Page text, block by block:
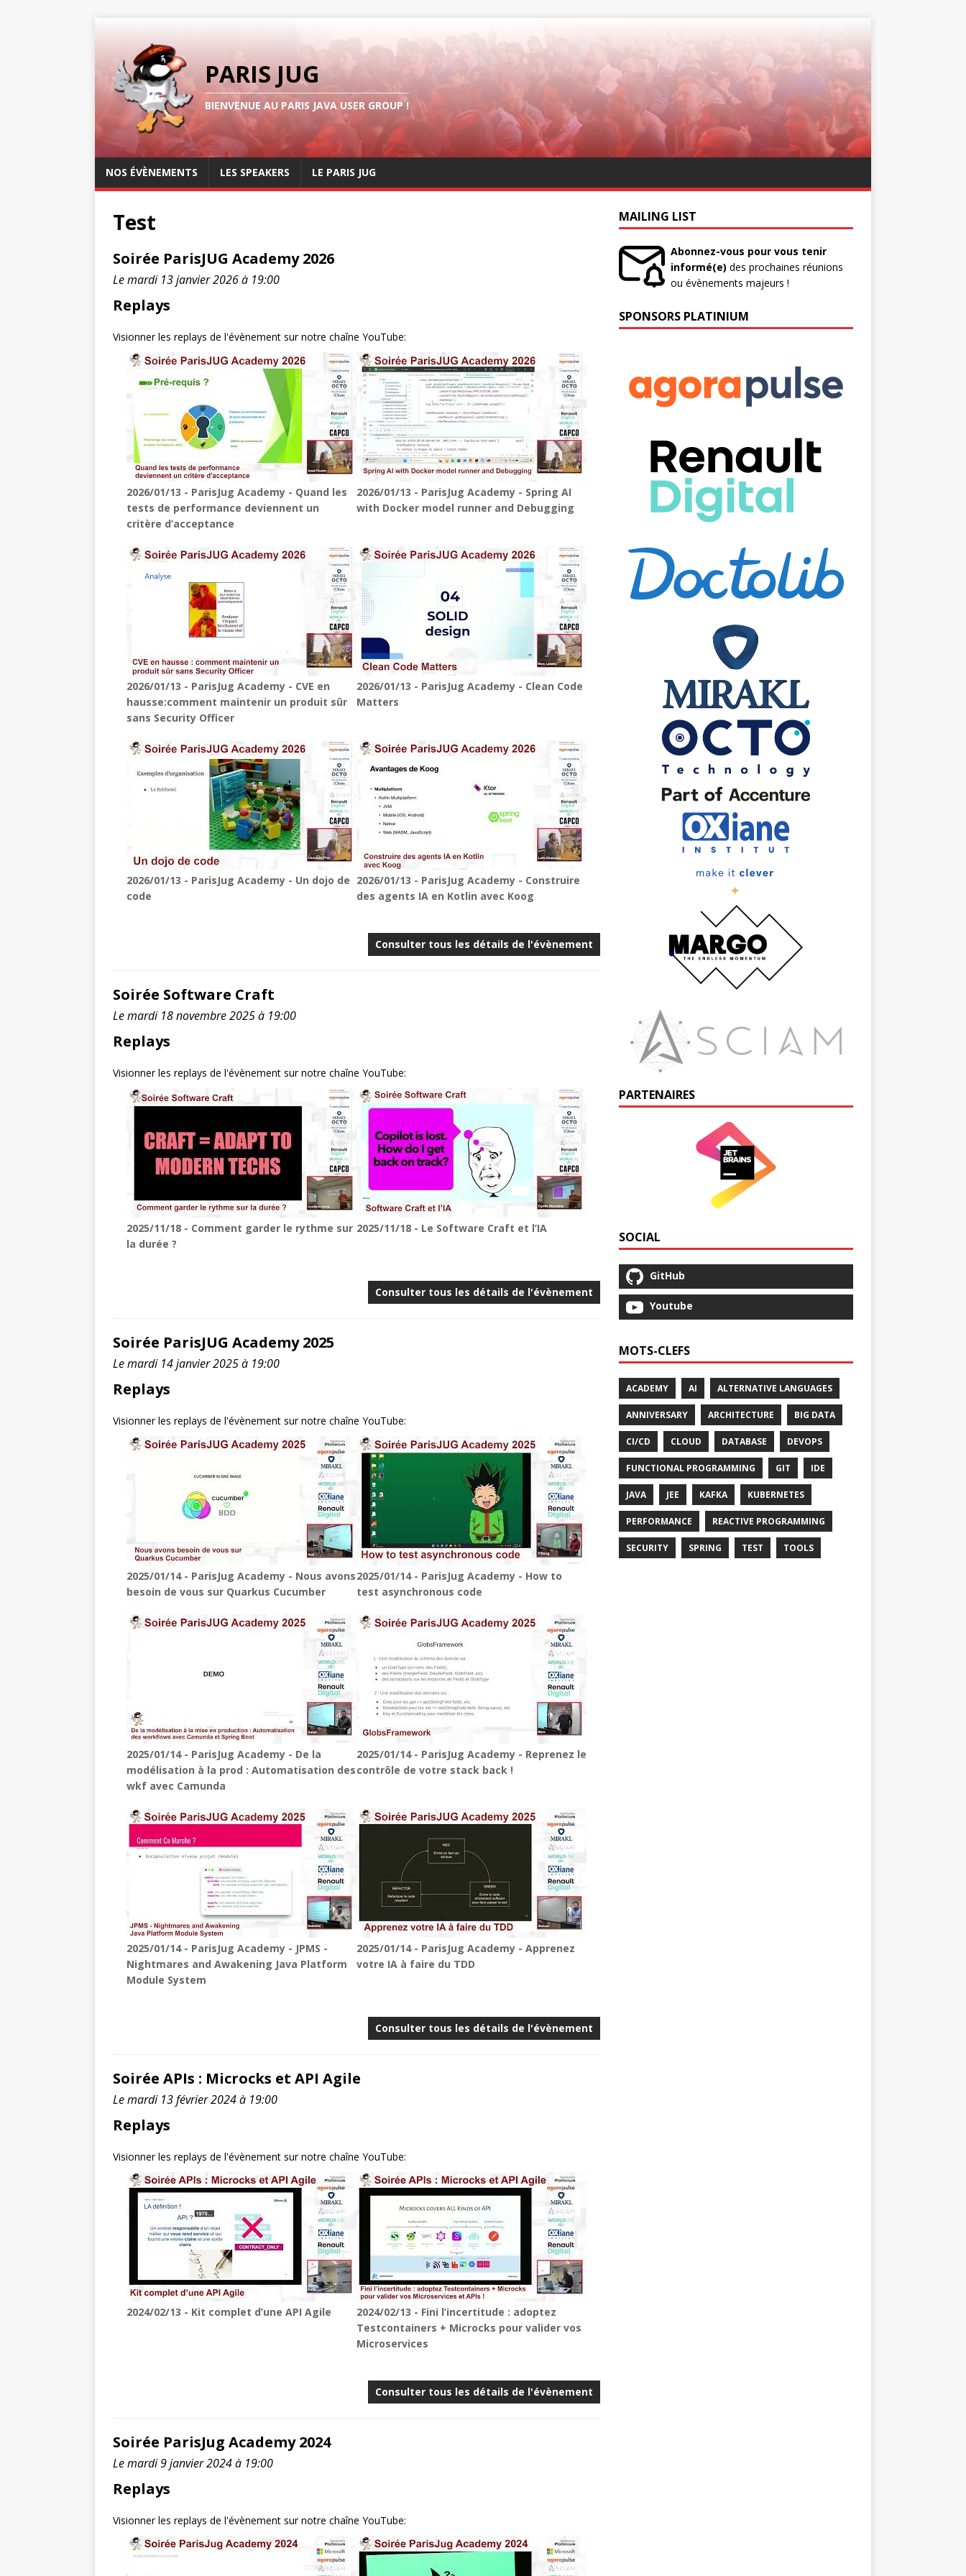
PARIS JUG
BIENVENUE AU PARIS JAVA USER GROUP !
NOS ÉVÈNEMENTS LES SPEAKERS LE PARIS JUG
Test
Soirée ParisJUG Academy 2026
Le mardi 13 janvier 2026 à 19:00
Replays
Visionner les replays de l'évènement sur notre chaîne YouTube:
2026/01/13 - ParisJug Academy - Quand les
tests de performance deviennent un
critère d’acceptance
2026/01/13 - ParisJug Academy - Spring AI
with Docker model runner and Debugging
2026/01/13 - ParisJug Academy - CVE en
hausse:comment maintenir un produit sûr
sans Security Officer
2026/01/13 - ParisJug Academy - Clean Code
Matters
2026/01/13 - ParisJug Academy - Un dojo de
code
2026/01/13 - ParisJug Academy - Construire
des agents IA en Kotlin avec Koog
Consulter tous les détails de l'évènement
Soirée Software Craft
Le mardi 18 novembre 2025 à 19:00
Replays
Visionner les replays de l'évènement sur notre chaîne YouTube:
2025/11/18 - Comment garder le rythme sur
la durée ?
2025/11/18 - Le Software Craft et l’IA
Consulter tous les détails de l'évènement
Soirée ParisJUG Academy 2025
Le mardi 14 janvier 2025 à 19:00
Replays
Visionner les replays de l'évènement sur notre chaîne YouTube:
2025/01/14 - ParisJug Academy - Nous avons
besoin de vous sur Quarkus Cucumber
2025/01/14 - ParisJug Academy - How to
test asynchronous code
2025/01/14 - ParisJug Academy - De la
modélisation à la prod : Automatisation des
wkf avec Camunda
2025/01/14 - ParisJug Academy - Reprenez le
contrôle de votre stack back !
2025/01/14 - ParisJug Academy - JPMS -
Nightmares and Awakening Java Platform
Module System
2025/01/14 - ParisJug Academy - Apprenez
votre IA à faire du TDD
Consulter tous les détails de l'évènement
Soirée APIs : Microcks et API Agile
Le mardi 13 février 2024 à 19:00
Replays
Visionner les replays de l'évènement sur notre chaîne YouTube:
2024/02/13 - Kit complet d’une API Agile
2024/02/13 - Fini l’incertitude : adoptez
Testcontainers + Microcks pour valider vos
Microservices
Consulter tous les détails de l'évènement
Soirée ParisJug Academy 2024
Le mardi 9 janvier 2024 à 19:00
Replays
Visionner les replays de l'évènement sur notre chaîne YouTube:
MAILING LIST
Abonnez-vous pour vous tenir
informé(e) des prochaines réunions
ou évènements majeurs !
SPONSORS PLATINIUM
PARTENAIRES
SOCIAL
GitHub
Youtube
MOTS-CLEFS
ACADEMY AI ALTERNATIVE LANGUAGES
ANNIVERSARY ARCHITECTURE BIG DATA
CI/CD CLOUD DATABASE DEVOPS
FUNCTIONAL PROGRAMMING GIT IDE
JAVA JEE KAFKA KUBERNETES
PERFORMANCE REACTIVE PROGRAMMING
SECURITY SPRING TEST TOOLS